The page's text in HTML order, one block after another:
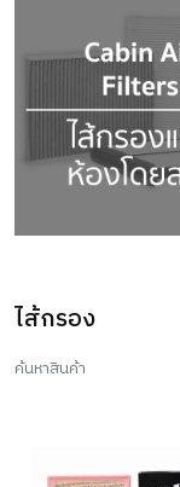
ไส้กรอง